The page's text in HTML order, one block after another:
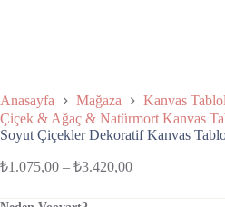
Anasayfa Mağaza
Kanvas
Çiçek & Ağaç & Natürmort Kanvas
Soyut Çiçekler Dekoratif Kanvas
₺1.075,00 – ₺3.420,00